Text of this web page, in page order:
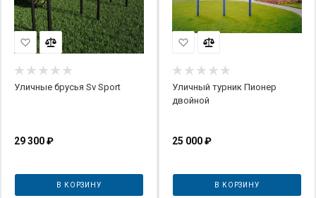
Уличные брусья Sv Sport
29 300₽
В КОРЗИНУ
Уличный турник Пионер
двойной
25 000₽
В КОРЗИНУ